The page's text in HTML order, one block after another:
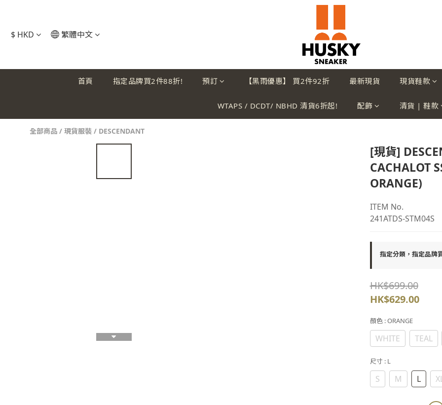
$ HKD 繁體中文
首頁 指定品牌買2件88折! 預訂 【黑雨優惠】 買2件92折 最新現貨 現貨鞋款
WTAPS / DCDT/ NBHD 清貨6折起! 配飾 清貨 | 鞋款
全部商品 / 現貨服裝 / DESCENDANT
[現貨]
CACHALOT
ORANGE)
ITEM No.
241ATDS-STM04S
指定分類，指定品牌
HK$699.00
HK$629.00
顏色 : ORANGE
WHITE TEAL
尺寸 : L
S M L